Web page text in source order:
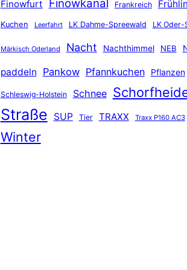
Finowfurt Finowkanal Frankreich
Kuchen Leerfahrt LK Dahme-Spreewald LK Oder-
Märkisch Oderland Nacht Nachthimmel NEB
paddeln Pankow Pfannkuchen Pflanzen
Schleswig-Holstein Schnee
Straße SUP Tier TRAXX Traxx P160 AC3
Winter